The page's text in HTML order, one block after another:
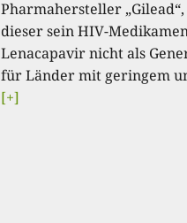
Pharmahersteller
dieser sein HIV-
Lenacapavir nicht als
für Länder mit geringem
[+]